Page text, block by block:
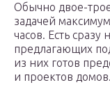
Обычно двое-
задачей
часов. Есть
предлагающих
из них готов
и проектов домов.